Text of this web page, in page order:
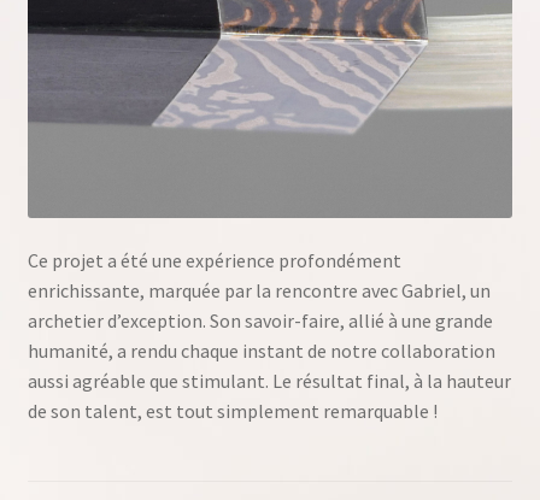
Ce projet a été une expérience profondément
enrichissante, marquée par la rencontre avec Gabriel, un
archetier d’exception. Son savoir-faire, allié à une grande
humanité, a rendu chaque instant de notre collaboration
aussi agréable que stimulant. Le résultat final, à la hauteur
de son talent, est tout simplement remarquable !